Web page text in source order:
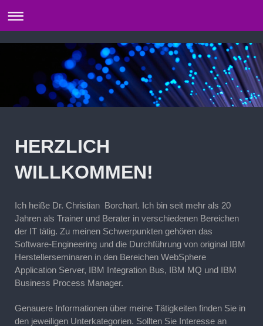
HERZLICH
WILLKOMMEN!
Ich heiße Dr. Christian Borchart. Ich bin seit mehr als 20
Jahren als Trainer und Berater in verschiedenen Bereichen
der IT tätig. Zu meinen Schwerpunkten gehören das
Software-Engineering und die Durchführung von original IBM
Herstellerseminaren in den Bereichen WebSphere
Application Server, IBM Integration Bus, IBM MQ und IBM
Business Process Manager.
Genauere Informationen über meine Tätigkeiten finden Sie in
den jeweiligen Unterkategorien. Sollten Sie Interesse an